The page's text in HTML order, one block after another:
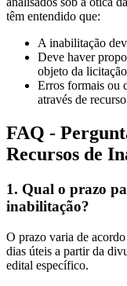
têm entendido que:
A inabilitação
Deve haver
objeto da licitação
Erros formais ou
através de recurso
FAQ -
Recursos de
1. Qual o prazo
inabilitação?
O prazo varia de
dias úteis a partir da
edital específico.